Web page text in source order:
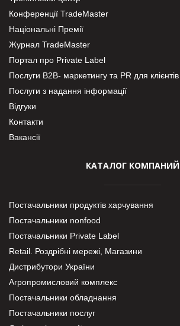
Конференції TradeMaster
Національні Премії
Журнал TradeMaster
Портал про Private Label
Послуги В2В- маркетингу та PR для клієнтів
Послуги з надання інформації
Відгуки
Контакти
Вакансії
КАТАЛОГ КОМПАНИЙ
Постачальники продуктів харчування
Постачальники nonfood
Постачальники Private Label
Retail. Роздрібні мережі, Магазини
Дистрибутори України
Агропромисловий комплекс
Постачальники обладнання
Постачальники послуг